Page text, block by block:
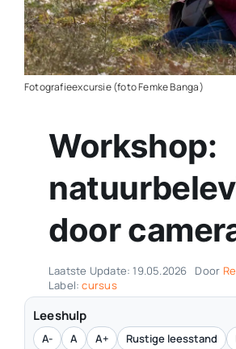
Contact
Plaats je eigen nieuws
Fotografieexcursie (foto Femke Banga)
Workshop:
door
Laatste Update: 19.05.2026 Door
Label:cursus
Leeshulp
A- A A+ Rustige leesstand